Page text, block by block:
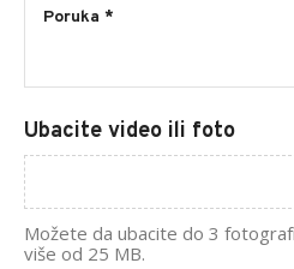
Ubacite video ili foto
Možete da ubacite do 3
više od 25 MB.